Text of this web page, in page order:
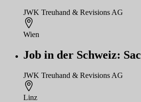
JWK Treuhand & Revisions AG
Wien
Job in der Schweiz:
JWK Treuhand & Revisions AG
Linz